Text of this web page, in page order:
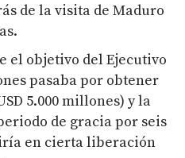
de la visita de Maduro
el objetivo del Ejecutivo
pasaba por obtener
5.000 millones) y la
de gracia por seis
en cierta liberación